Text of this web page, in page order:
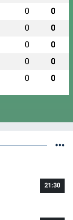
0 0
0 0
0 0
0 0
0 0
21:30